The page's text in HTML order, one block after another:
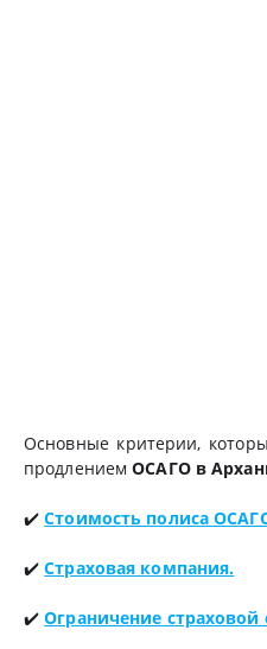
Основные критерии,
продлениемОСАГО в
✔️Стоимость полиса
✔️Страховая компания.
✔️Ограничение